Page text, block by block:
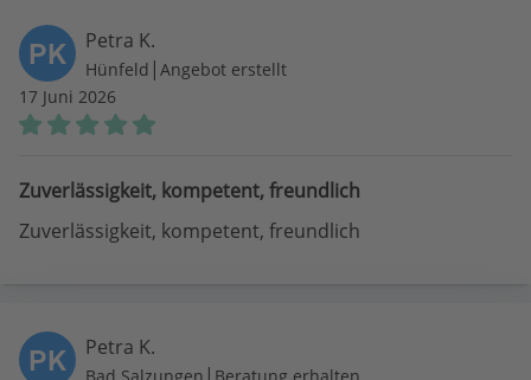
PK Petra K.
Hünfeld | Angebot erstellt
17 Juni 2026
Zuverlässigkeit, kompetent, freundlich
Zuverlässigkeit, kompetent, freundlich
PK Petra K.